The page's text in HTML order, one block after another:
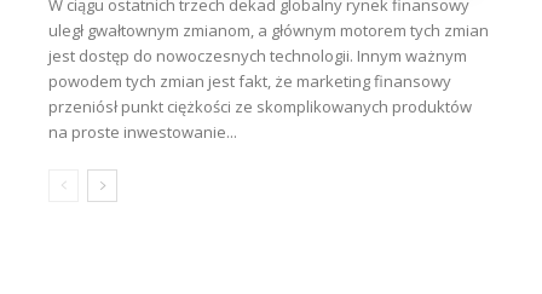
W ciągu ostatnich trzech dekad globalny rynek finansowy
uległ gwałtownym zmianom, a głównym motorem tych zmian
jest dostęp do nowoczesnych technologii. Innym ważnym
powodem tych zmian jest fakt, że marketing finansowy
przeniósł punkt ciężkości ze skomplikowanych produktów
na proste inwestowanie...